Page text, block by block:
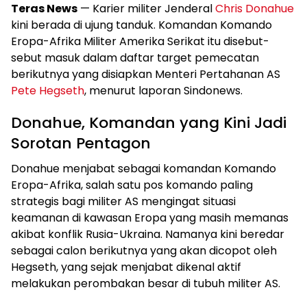
Teras News — Karier militer JenderalChris Donahue
kini berada di ujung tanduk. Komandan Komando
Eropa-Afrika Militer Amerika Serikat itu disebut-
sebut masuk dalam daftar target pemecatan
berikutnya yang disiapkan Menteri Pertahanan AS
Pete Hegseth, menurut laporan Sindonews.
Donahue, Komandan yang Kini Jadi
Sorotan Pentagon
Donahue menjabat sebagai komandan Komando
Eropa-Afrika, salah satu pos komando paling
strategis bagi militer AS mengingat situasi
keamanan di kawasan Eropa yang masih memanas
akibat konflik Rusia-Ukraina. Namanya kini beredar
sebagai calon berikutnya yang akan dicopot oleh
Hegseth, yang sejak menjabat dikenal aktif
melakukan perombakan besar di tubuh militer AS.